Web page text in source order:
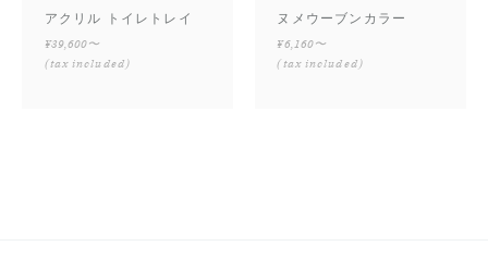
アクリル トイレトレイ
¥39,600〜
(tax included)
ヌメウーブンカラー
¥6,160〜
(tax included)